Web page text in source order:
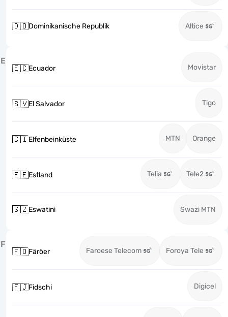
🇩🇴Dominikanische Republik Altice
E
🇪🇨Ecuador Movistar
🇸🇻El Salvador Tigo
🇨🇮Elfenbeinküste MTN Orange
🇪🇪Estland Telia Tele2
🇸🇿Eswatini Swazi MTN
F
🇫🇴Färöer Faroese Telecom Foroya Tele
🇫🇯Fidschi Digicel